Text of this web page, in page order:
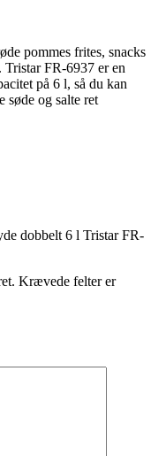
pommes frites, snacks
FR-6937 er en
på 6 l, så du kan
søde og salte ret
dobbelt 6 l Tristar FR-
Krævede felter er